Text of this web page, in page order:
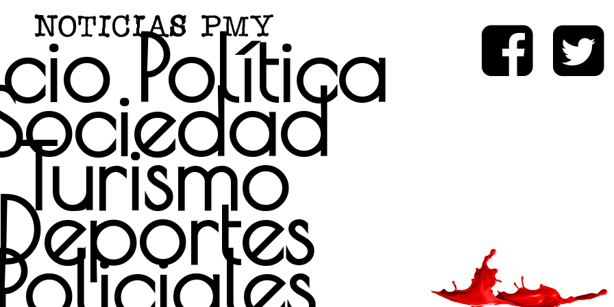
Política
Turismo